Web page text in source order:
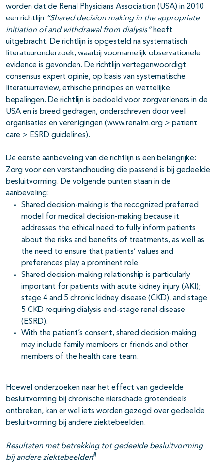
worden dat de Renal Physicians Association (USA) in 2010
een richtlijn “Shared decision making in the appropriate
initiation of and withdrawal from dialysis”heeft
uitgebracht. De richtlijn is opgesteld na systematisch
literatuuronderzoek, waarbij voornamelijk observationele
evidence is gevonden. De richtlijn vertegenwoordigt
consensus expert opinie, op basis van systematische
literatuurreview, ethische principes en wettelijke
bepalingen. De richtlijn is bedoeld voor zorgverleners in de
USA en is breed gedragen, onderschreven door veel
organisaties en verenigingen (www.renalm.org > patient
care > ESRD guidelines).
De eerste aanbeveling van de richtlijn is een belangrijke:
Zorg voor een verstandhouding die passend is bij gedeelde
besluitvorming. De volgende punten staan in de
aanbeveling:
Shared decision-making is the recognized preferred
model for medical decision-making because it
addresses the ethical need to fully inform patients
about the risks and benefits of treatments, as well as
the need to ensure that patients’ values and
preferences play a prominent role.
Shared decision-making relationship is particularly
important for patients with acute kidney injury (AKI);
stage 4 and 5 chronic kidney disease (CKD); and stage
5 CKD requiring dialysis end-stage renal disease
(ESRD).
With the patient’s consent, shared decision-making
may include family members or friends and other
members of the health care team.
Hoewel onderzoeken naar het effect van gedeelde
besluitvorming bij chronische nierschade grotendeels
ontbreken, kan er wel iets worden gezegd over gedeelde
besluitvorming bij andere ziektebeelden.
Resultaten met betrekking tot gedeelde besluitvorming
bij andere ziektebeelden#